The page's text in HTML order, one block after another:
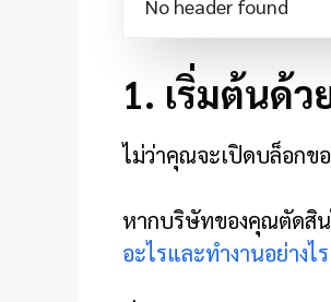
No header found
1. เริ่มต้นด้
ไม่ว่าคุณจะเปิดบล็อกข
หากบริษัทของคุณตัดสิน
อะไรและทำงานอย่างไร